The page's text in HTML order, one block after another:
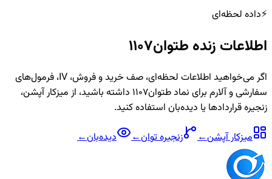
⚡داده لحظه‌ای
اطلاعات زنده طتوان1107
اگر می‌خواهید اطلاعات لحظه‌ای، صف خرید و فروش، IV، فرمول‌های
سفارشی و آلارم برای نمادطتوان1107
داشته باشید، از میزکار آپشن،
زنجیره قراردادها یا دیده‌بان استفاده کنید.
میزکار آپشن← زنجیرهتوان← دیده‌بان←